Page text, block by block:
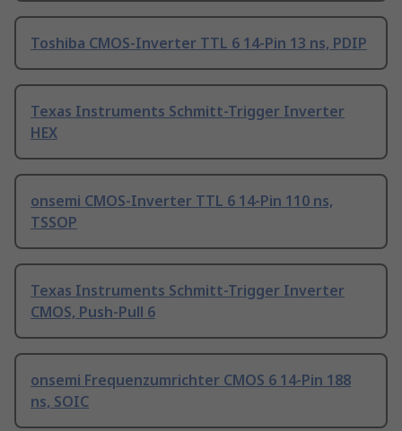
Toshiba CMOS-Inverter TTL 6 14-Pin 13 ns, PDIP
Texas Instruments Schmitt-Trigger Inverter
HEX
onsemi CMOS-Inverter TTL 6 14-Pin 110 ns,
TSSOP
Texas Instruments Schmitt-Trigger Inverter
CMOS, Push-Pull 6
onsemi Frequenzumrichter CMOS 6 14-Pin 188
ns, SOIC